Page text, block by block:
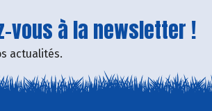
vous à la newsletter !
actualités.